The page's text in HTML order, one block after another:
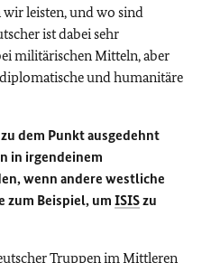
wir leisten, und wo sind
ist dabei sehr
militärischen Mitteln, aber
und humanitäre
dem Punkt ausgedehnt
in irgendeinem
wenn andere westliche
zum Beispiel, um ISISzu
Truppen im Mittleren